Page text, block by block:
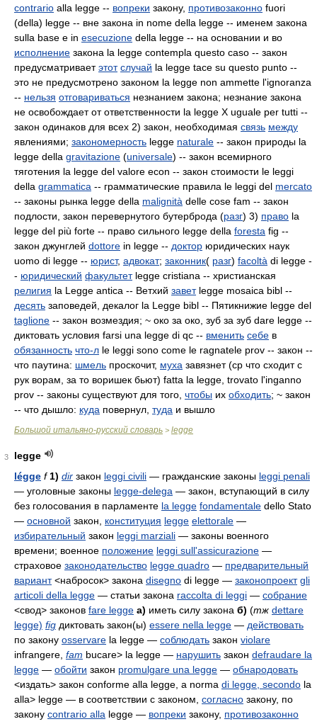
contrario alla legge -- вопреки закону, противозаконно fuori
(della) legge -- вне закона in nome della legge -- именем закона
sulla base e in esecuzione della legge -- на основании и во
исполнение закона la legge contempla questo caso -- закон
предусматриваетэтот случай la legge tace su questo punto --
это не предусмотрено законом la legge non ammette l'ignoranza
-- нельзя отговариваться незнанием закона; незнание закона
не освобождает от ответственности la legge Х uguale per tutti --
закон одинаков для всех 2) закон, необходимая связь между
явлениями; закономерность legge naturale -- закон природы la
legge della gravitazione (universale) -- закон всемирного
тяготения la legge del valore econ -- закон стоимости le leggi
della grammatica -- грамматические правила le leggi del mercato
-- законы рынка legge della malignità delle cose fam -- закон
подлости, закон перевернутого бутерброда (разг) 3) право la
legge del più forte -- право сильного legge della foresta fig --
закон джунглей dottore in legge -- доктор юридических наук
uomo di legge -- юрист, адвокат; законник( разг) facoltà di legge -
- юридический факультетlegge cristiana -- христианская
религия la Legge antica -- Ветхий заветlegge mosaica bibl --
десять заповедей, декалог la Legge bibl -- Пятикнижие legge del
taglione -- закон возмездия; ~ око за око, зуб за зуб dare legge --
диктовать условия farsi una legge di qc -- вменить себе в
обязанность что-л le leggi sono come le ragnatele prov -- закон --
что паутина: шмель проскочит, муха завязнет (ср что сходит с
рук ворам, за то воришек бьют) fatta la legge, trovato l'inganno
prov -- законы существуют для того, чтобы их обходить; ~ закон
-- что дышло: куда повернул, туда и вышло
Большой итальяно-русский словарь > legge
3
legge
légge f 1) dir закон leggi civili — гражданские законы leggi penali
— уголовные законы legge-delega — закон, вступающий в силу
без голосования в парламенте la legge fondamentale dello Stato
— основной закон, конституция legge elettorale —
избирательный закон leggi marziali — законы военного
времени; военное положение leggi sull'assicurazione —
страховое законодательство legge quadro — предварительный
вариант<набросок> закона disegno di legge — законопроект gli
articoli della legge — статьи закона raccolta di leggi — собрание
<свод> законов fare legge а) иметь силу закона б) (тж dettare
legge) fig диктовать закон(ы) essere nella legge — действовать
по закону osservare la legge — соблюдать закон violare
infrangere, fam bucare> la legge — нарушить закон defraudare la
legge — обойти закон promulgare una legge — обнародовать
<издать> закон conforme alla legge, a norma di legge, secondo la
alla> legge — в соответствии с законом, согласно закону, по
закону contrario alla legge — вопреки закону, противозаконно